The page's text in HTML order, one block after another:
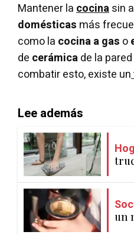
Mantener lacocinasin
domésticas más
como la cocina a gas o
de cerámicade la
combatir esto, existe un
Lee además
un